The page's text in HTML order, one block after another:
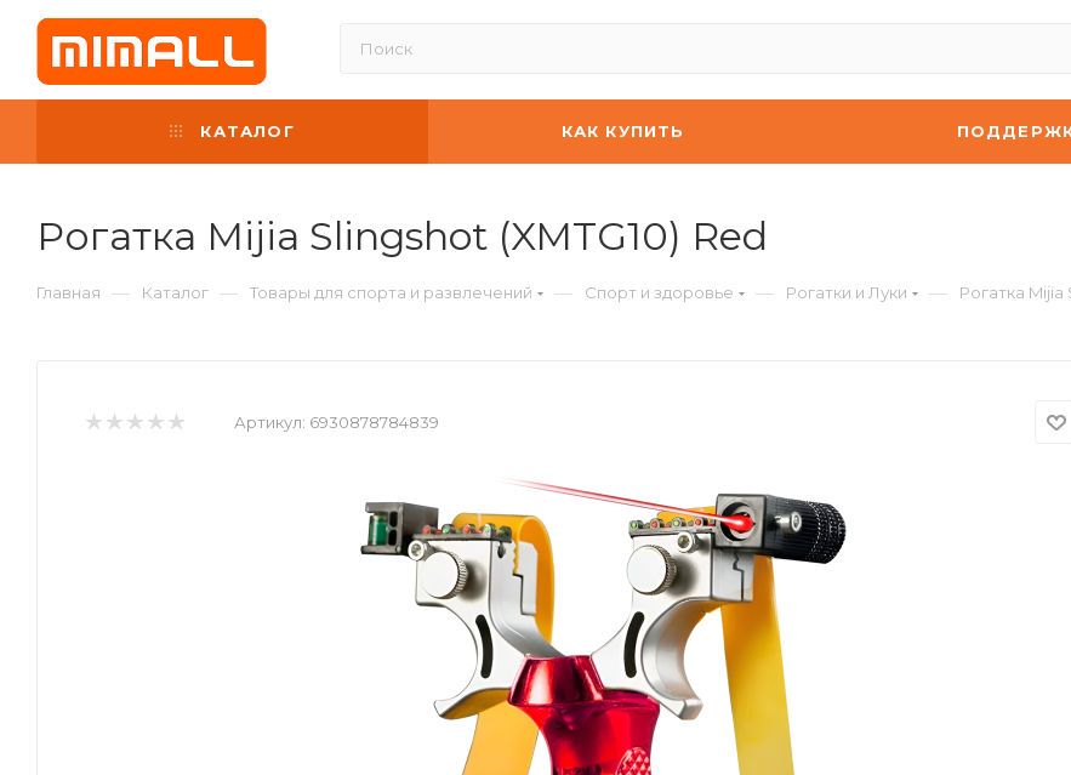
КАТАЛОГ КАК КУПИТЬ
Рогатка Mijia Slingshot (XMTG10) Red
Главная — Каталог — Товары для спорта и развлечений — Спорт и здоровье — Рогатки и Луки — Рогатка Mijia
Артикул: 6930878784839